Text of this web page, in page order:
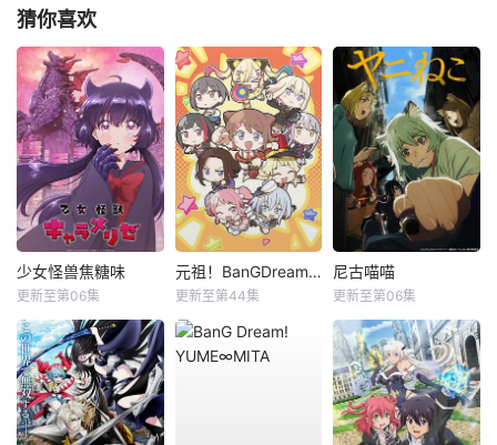
猜你喜欢
少女怪兽焦糖味
更新至第06集
元祖！BanGDream酱
更新至第44集
尼古喵喵
更新至第06集